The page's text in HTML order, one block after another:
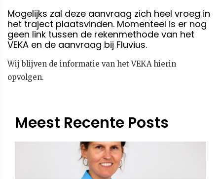
Mogelijks zal deze aanvraag zich heel vroeg in
het traject plaatsvinden. Momenteel is er nog
geen link tussen de rekenmethode van het
VEKA en de aanvraag bij Fluvius.
Wij blijven de informatie van het VEKA hierin
opvolgen.
Meest Recente Posts